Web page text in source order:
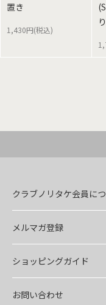
置き
1,430円(税込)
クラブノリタケ会員に
メルマガ登録
ショッピングガイド
お問い合わせ